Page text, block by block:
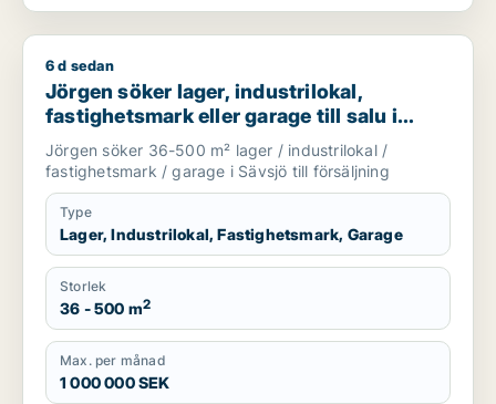
Jörgen söker lager, industrilokal, fastighetsmark eller
6 d sedan
Jörgen söker lager, industrilokal,
fastighetsmark eller garage till salu i
Sävsjö
Jörgen söker 36-500 m² lager / industrilokal /
fastighetsmark / garage i Sävsjö till försäljning
Type
Lager, Industrilokal, Fastighetsmark, Garage
Storlek
36 - 500 m2
Max. per månad
1 000 000 SEK